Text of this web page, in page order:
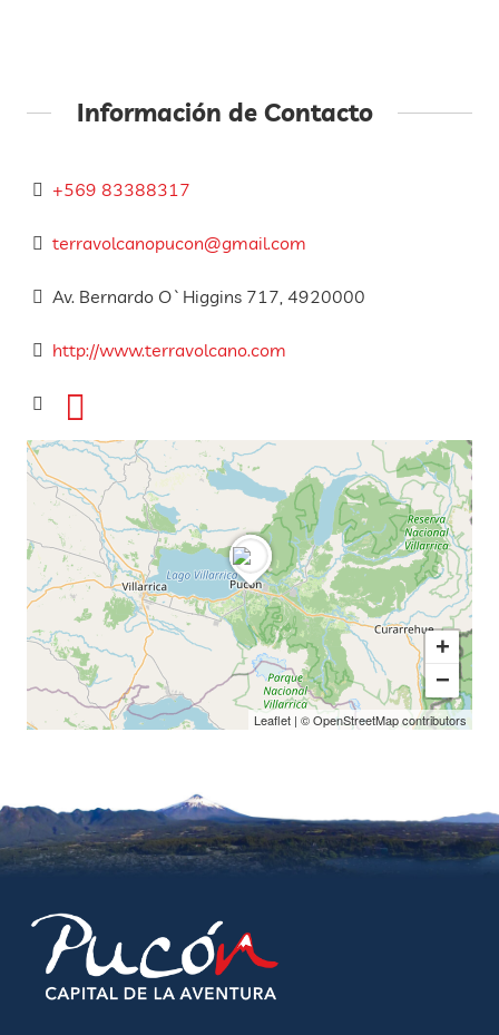
Información de Contacto
+569 83388317
terravolcanopucon@gmail.com
Av. Bernardo O`Higgins 717, 4920000
http://www.terravolcano.com
+
−
Leaflet | ©OpenStreetMapcontributors